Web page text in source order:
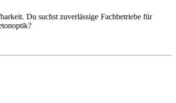
Du suchst zuverlässige Fachbetriebe für